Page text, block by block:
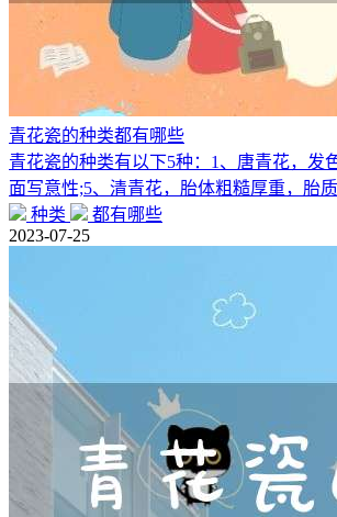
青花瓷的种类都有哪些
青花瓷的种类有以下5种：1、唐青花，发
面写意性;5、清青花，胎体粗糙厚重，胎
种类
都有哪些
2023-07-25